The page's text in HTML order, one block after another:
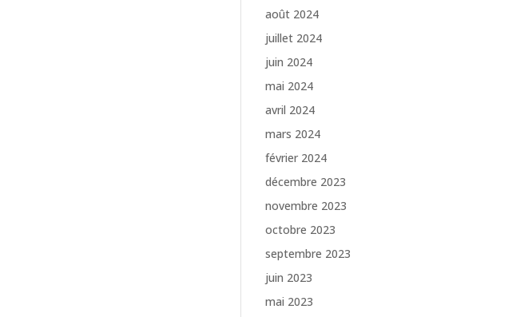
août 2024
juillet 2024
juin 2024
mai 2024
avril 2024
mars 2024
février 2024
décembre 2023
novembre 2023
octobre 2023
septembre 2023
juin 2023
mai 2023